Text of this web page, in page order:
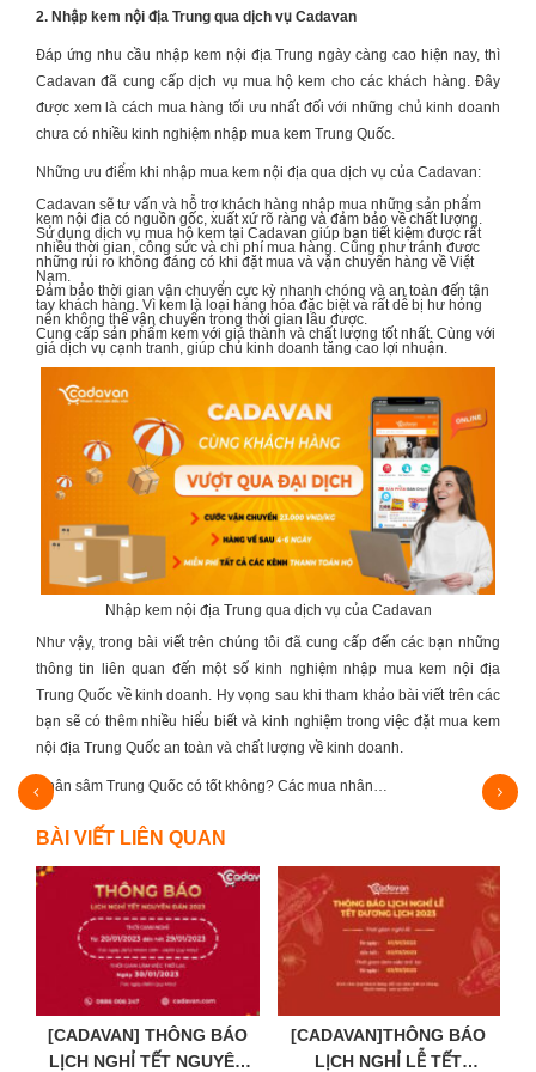
2. Nhập kem nội địa Trung qua dịch vụ Cadavan
Đáp ứng nhu cầu nhập kem nội địa Trung ngày càng cao hiện nay, thì
Cadavan đã cung cấp dịch vụ mua hộ kem cho các khách hàng. Đây
được xem là cách mua hàng tối ưu nhất đối với những chủ kinh doanh
chưa có nhiều kinh nghiệm nhập mua kem Trung Quốc.
Những ưu điểm khi nhập mua kem nội địa qua dịch vụ của Cadavan:
Cadavan sẽ tư vấn và hỗ trợ khách hàng nhập mua những sản phẩm
kem nội địa có nguồn gốc, xuất xứ rõ ràng và đảm bảo về chất lượng.
Sử dụng dịch vụ mua hộ kem tại Cadavan giúp bạn tiết kiệm được rất
nhiều thời gian, công sức và chi phí mua hàng. Cũng như tránh được
những rủi ro không đáng có khi đặt mua và vận chuyển hàng về Việt
Nam.
Đảm bảo thời gian vận chuyển cực kỳ nhanh chóng và an toàn đến tận
tay khách hàng. Vì kem là loại hàng hóa đặc biệt và rất dễ bị hư hỏng
nên không thể vận chuyển trong thời gian lâu được.
Cung cấp sản phẩm kem với giá thành và chất lượng tốt nhất. Cùng với
giá dịch vụ cạnh tranh, giúp chủ kinh doanh tăng cao lợi nhuận.
Nhập kem nội địa Trung qua dịch vụ của Cadavan
Như vậy, trong bài viết trên chúng tôi đã cung cấp đến các bạn những
thông tin liên quan đến một số kinh nghiệm nhập mua kem nội địa
Trung Quốc về kinh doanh. Hy vọng sau khi tham khảo bài viết trên các
bạn sẽ có thêm nhiều hiểu biết và kinh nghiệm trong việc đặt mua kem
nội địa Trung Quốc an toàn và chất lượng về kinh doanh.
Nhân sâm Trung Quốc có tốt không? Các mua nhân… Lấy
BÀI VIẾT LIÊN QUAN
[CADAVAN] THÔNG BÁO
LỊCH NGHỈ TẾT NGUYÊN
[CADAVAN]THÔNG BÁO
LỊCH NGHỈ LỄ TẾT